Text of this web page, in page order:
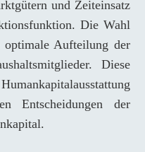
und Zeiteinsatz
Die Wahl
Aufteilung der
Diese
Entscheidungen der